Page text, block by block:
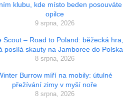
klubu, kde místo beden posouváte
opilce
9 srpna, 2026
Scout – Road to Poland: běžecká hra,
posílá skauty na Jamboree do Polska
8 srpna, 2026
Burrow míří na mobily: útulné
přežívání zimy v myší noře
8 srpna, 2026